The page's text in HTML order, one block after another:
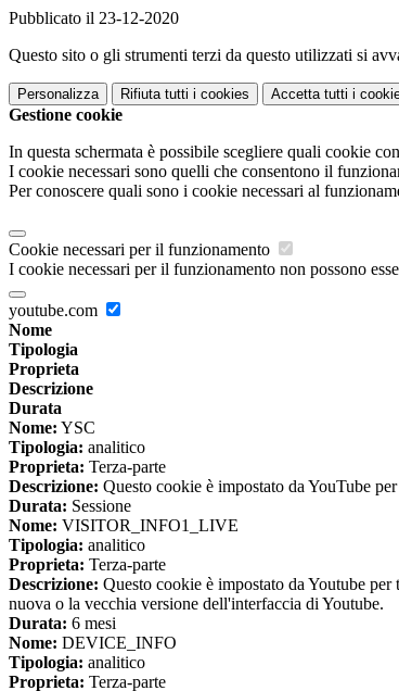
Pubblicato il 23-12-2020
Questo sito o gli strumenti terzi da questo utilizzati si
Personalizza Rifiuta tutti i cookies Accetta tutti i
Gestione cookie
In questa schermata è possibile scegliere quali cookie
I cookie necessari sono quelli che consentono il
Per conoscere quali sono i cookie necessari al
Cookie necessari per il funzionamento
I cookie necessari per il funzionamento non possono
youtube.com
Nome
Tipologia
Proprieta
Descrizione
Durata
Nome: YSC
Tipologia: analitico
Proprieta: Terza-parte
Descrizione: Questo cookie è impostato da YouTube
Durata: Sessione
Nome: VISITOR_INFO1_LIVE
Tipologia: analitico
Proprieta: Terza-parte
Descrizione: Questo cookie è impostato da Youtube
nuova o la vecchia versione dell'interfaccia di Youtube.
Durata: 6 mesi
Nome: DEVICE_INFO
Tipologia: analitico
Proprieta: Terza-parte